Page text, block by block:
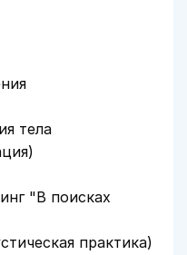
тела
"В поисках
практика)